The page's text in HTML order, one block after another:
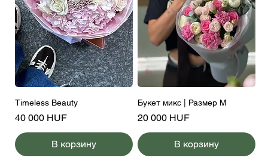
Timeless Beauty
Цена
40 000 HUF
В корзину
Букет микс | Размер M
Цена
20 000 HUF
В корзину